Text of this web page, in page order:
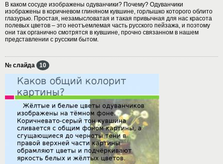
В каком сосуде изображены одуванчики? Почему? Одуванчики
изображены в коричневом глиняном кувшине, горлышко которого облито
глазурью. Простая, незамысловатая и такая привычная для нас красота
полевых цветов – это неотъемлемая часть русского пейзажа, и поэтому
они так органично смотрятся в кувшине, прочно связанном в нашем
представлении с русским бытом.
№ слайда 10